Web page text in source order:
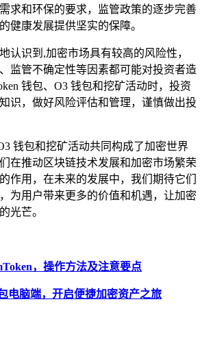
求和环保的要求，监管政策的逐步完善
健康发展提供坚实的保障。
认识到,加密市场具有较高的风险性，
监管不确定性等因素都可能对投资者造
钱包、O3 钱包和挖矿活动时，投资
识，做好风险评估和管理，谨慎做出投
钱包和挖矿活动共同构成了加密世界
在推动区块链技术发展和加密市场繁荣
作用，在未来的发展中，我们期待它们
为用户带来更多的价值和机遇，让加密
光芒。
，操作方法及注意要点
电脑端，开启便捷加密资产之旅